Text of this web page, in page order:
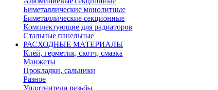
Биметаллические монолитные
Биметаллические секционные
Комплектующие для радиаторов
Стальные панельные
РАСХОДНЫЕ МАТЕРИАЛЫ
Клей, герметик, скотч, смазка
Манжеты
Прокладки, сальники
Разное
Уплотнители резьбы